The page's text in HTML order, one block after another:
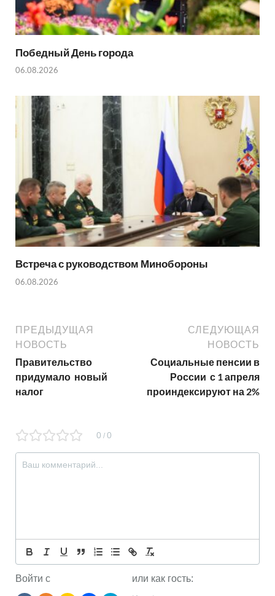
Победный День города
06.08.2026
Встреча с руководством Минобороны
06.08.2026
ПРЕДЫДУЩАЯ
НОВОСТЬ
Правительство
придумало новый
налог
СЛЕДУЮЩАЯ
НОВОСТЬ
Социальные пенсии в
России с 1 апреля
проиндексируют на 2%
0 / 0
Войти с или как гость: